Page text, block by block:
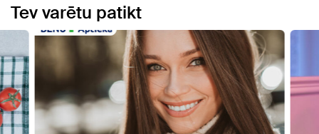
Tev varētu patikt